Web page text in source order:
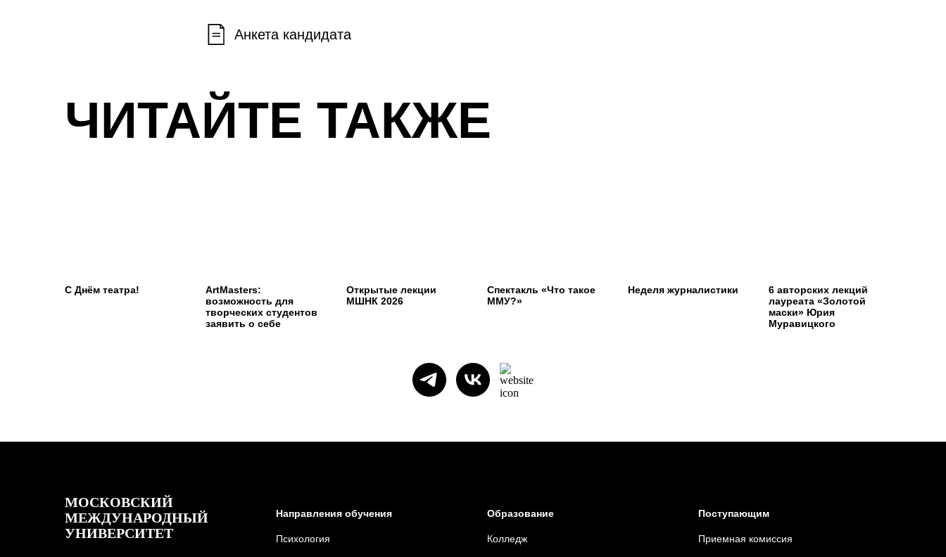
Анкета кандидата
ЧИТАЙТЕ ТАКЖЕ
С Днём театра!
ArtMasters:
возможность для
творческих студентов
заявить о себе
Открытые лекции
МШНК 2026
Спектакль «Что такое
ММУ?»
Неделя журналистики
6 авторских лекций
лауреата «Золотой
маски» Юрия
Муравицкого
МОСКОВСКИЙ
МЕЖДУНАРОДНЫЙ
УНИВЕРСИТЕТ
Направления обучения
Психология
Образование
Колледж
Поступающим
Приемная комиссия